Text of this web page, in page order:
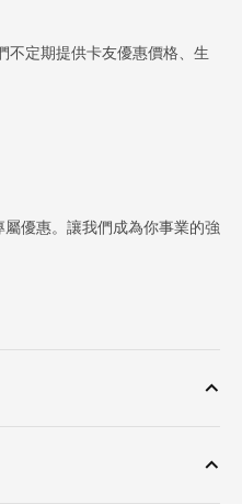
不定期提供卡友優惠價格、生
優惠。讓我們成為你事業的強